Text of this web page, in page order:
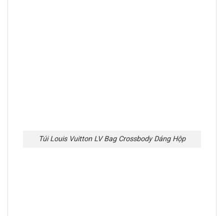
Túi Louis Vuitton LV Bag Crossbody Dáng Hộp